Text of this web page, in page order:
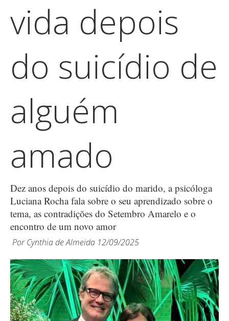
vida depois
do suicídio de
alguém
amado
Dez anos depois do suicídio do marido, a psicóloga
Luciana Rocha fala sobre o seu aprendizado sobre o
tema, as contradições do Setembro Amarelo e o
encontro de um novo amor
PorCynthia de Almeida 12/09/2025